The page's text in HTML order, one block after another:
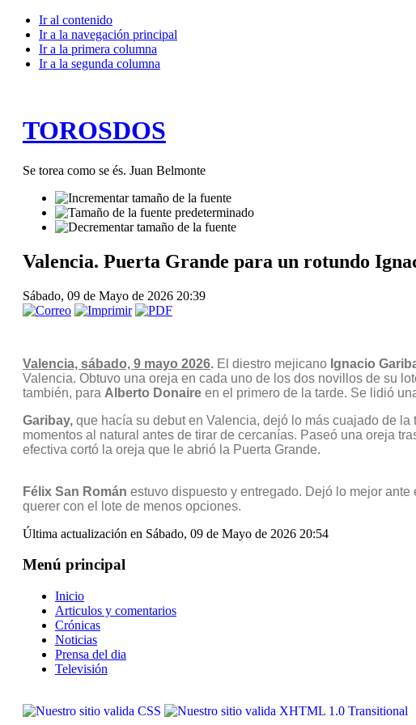
Ir al contenido
Ir a la navegación principal
Ir a la primera columna
Ir a la segunda columna
TOROSDOS
Se torea como se és. Juan Belmonte
Valencia. Puerta Grande para un rotundo
Sábado, 09 de Mayo de 2026 20:39
Valencia, sábado, 9 mayo 2026. El diestro mejicano Ignacio
Valencia. Obtuvo una oreja en cada uno de los dos novillos de su
también, para Alberto Donaireen el primero de la tarde. Se lidió
Garibay,que hacía su debut en Valencia, dejó lo más cuajado de
momentos al natural antes de tirar de cercanías. Paseó una oreja
efectiva cortó la oreja que le abrió la Puerta Grande.
Félix San Román estuvo dispuesto y entregado. Dejó lo mejor
querer con el lote de menos opciones.
Última actualización en Sábado, 09 de Mayo de 2026 20:54
Menú principal
Inicio
Articulos y comentarios
Crónicas
Noticias
Prensa del dia
Televisión